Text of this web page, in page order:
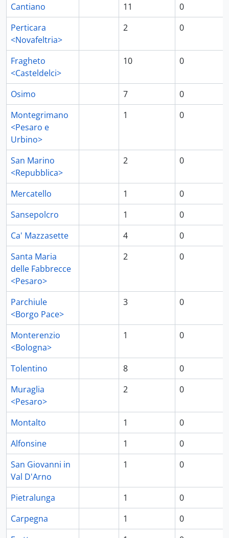
Cantiano
11
0
Perticara
<Novafeltria>
2 0
Fragheto
<Casteldelci>
10 0
Osimo 7
0
Montegrimano
<Pesaro e
Urbino>
1 0
San Marino
<Repubblica>
2 0
Mercatello 1
0
Sansepolcro
1
0
Ca' Mazzasette
4
0
Santa Maria
delle Fabbrecce
<Pesaro>
2 0
Parchiule
<Borgo Pace>
3 0
Monterenzio
<Bologna>
1 0
Tolentino 8
0
Muraglia
<Pesaro>
2 0
Montalto 1
0
Alfonsine
1
0
San Giovanni in
Val D'Arno
1 0
Pietralunga 1
0
Carpegna
1
0